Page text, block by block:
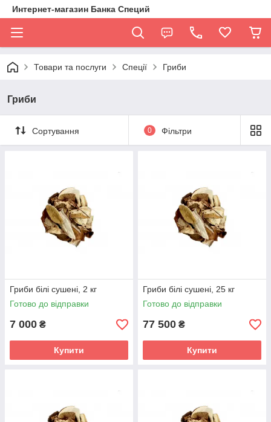
Интернет-магазин Банка Специй
Товари та послуги Спеції Гриби
Гриби
Сортування 0 Фільтри
Гриби білі сушені, 2 кг
Готово до відправки
7 000 ₴
Купити
Гриби білі сушені, 25 кг
Готово до відправки
77 500 ₴
Купити